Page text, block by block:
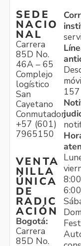
SEDE
NACIO
NAL
Carrera
85D No.
46A – 65
Complejo
logístico
San
Cayetano
Conmutador:
+57 (601)
7965150
VENTA
NILLA
ÚNICA
DE
RADIC
ACIÓN
Bogotá:
Carrera
85D No.
157